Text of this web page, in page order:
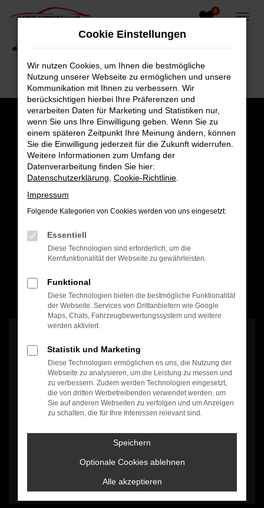
Zum
0
4,8
100% Weiterempfehlung
Es wird versucht, Inhalte vonwww.google.comzu laden. Dabei
können Daten an Dritte weitergegeben werden. Wenn Sie damit
einverstanden sind, klicken Sie bitte auf "Bestätigen".
Bestätigen
Cookie Einstellungen
Wir nutzen Cookies, um Ihnen die bestmögliche
Nutzung unserer Webseite zu ermöglichen und unsere
Kommunikation mit Ihnen zu verbessern. Wir
berücksichtigen hierbei Ihre Präferenzen und
verarbeiten Daten für Marketing und Statistiken nur,
wenn Sie uns Ihre Einwilligung geben. Wenn Sie zu
einem späteren Zeitpunkt Ihre Meinung ändern, können
Sie die Einwilligung jederzeit für die Zukunft widerrufen.
Weitere Informationen zum Umfang der
Datenverarbeitung finden Sie hier:
Datenschutzerklärung Cookie-Richtlinie
Impressum
Folgende Kategorien von Cookies werden von uns eingesetzt:
Essentiell
Diese Technologien sind erforderlich, um die
Kernfunktionalität der Webseite zu gewährleisten.
Funktional
Diese Technologien bieten die bestmögliche Funktionalität
der Webseite. Services von Drittanbietern wie Google
Maps, Chats, Fahrzeugbewertungssystem und weitere
werden aktiviert.
Statistik und Marketing
Diese Technologien ermöglichen es uns, die Nutzung der
Webseite zu analysieren, um die Leistung zu messen und
zu verbessern. Zudem werden Technologien eingesetzt,
die von dritten Werbetreibenden verwendet werden, um
Sie auf anderen Webseiten zu verfolgen und um Anzeigen
zu schalten, die für Ihre Interessen relevant sind.
Speichern
Optionale Cookies ablehnen
Alle akzeptieren